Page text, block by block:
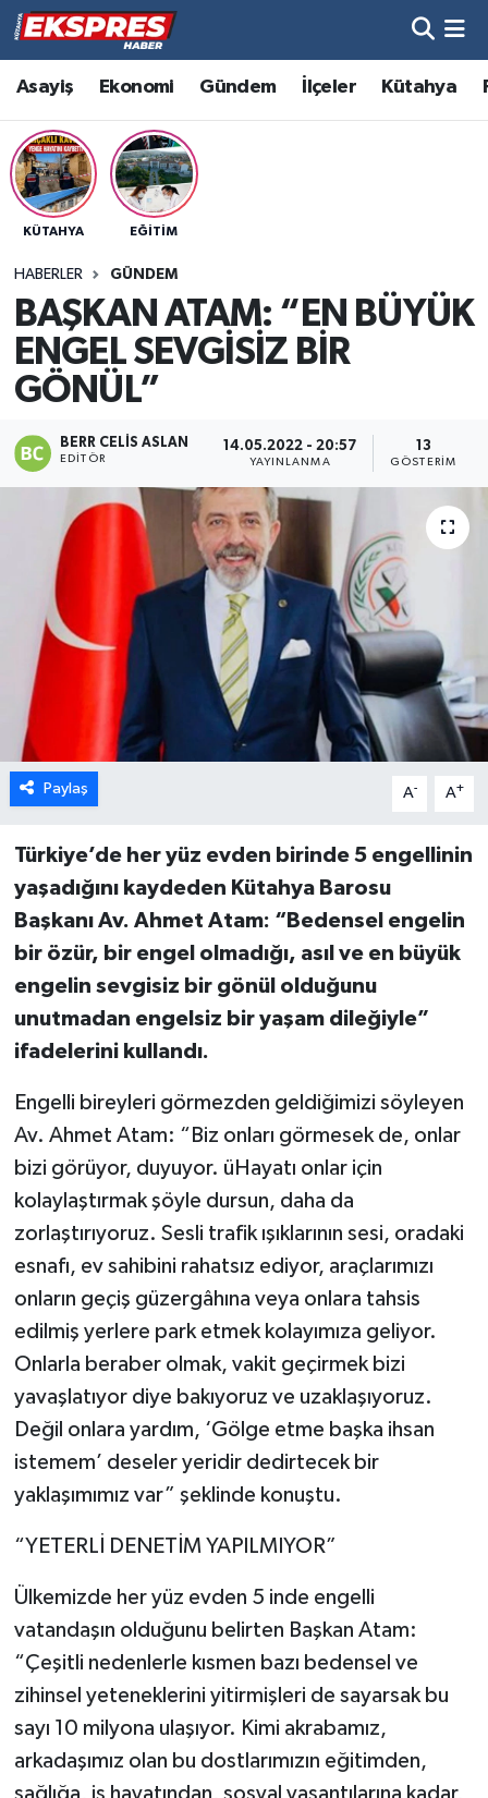
Asayiş Ekonomi Gündem İlçeler Kütahya
KÜTAHYA EĞITIM
HABERLER GÜNDEM
BAŞKAN ATAM: “EN BÜYÜK
ENGEL SEVGİSİZ BİR
GÖNÜL”
BERR CELIS ASLAN
EDITÖR
14.05.2022 - 20:57
YAYINLANMA
13
GÖSTERIM
Paylaş A- A+
Türkiye’de her yüz evden birinde 5 engellinin
yaşadığını kaydeden Kütahya Barosu
Başkanı Av. Ahmet Atam: “Bedensel engelin
bir özür, bir engel olmadığı, asıl ve en büyük
engelin sevgisiz bir gönül olduğunu
unutmadan engelsiz bir yaşam dileğiyle”
ifadelerini kullandı.
Engelli bireyleri görmezden geldiğimizi söyleyen
Av. Ahmet Atam: “Biz onları görmesek de, onlar
bizi görüyor, duyuyor. üHayatı onlar için
kolaylaştırmak şöyle dursun, daha da
zorlaştırıyoruz. Sesli trafik ışıklarının sesi, oradaki
esnafı, ev sahibini rahatsız ediyor, araçlarımızı
onların geçiş güzergâhına veya onlara tahsis
edilmiş yerlere park etmek kolayımıza geliyor.
Onlarla beraber olmak, vakit geçirmek bizi
yavaşlatıyor diye bakıyoruz ve uzaklaşıyoruz.
Değil onlara yardım, ‘Gölge etme başka ihsan
istemem’ deseler yeridir dedirtecek bir
yaklaşımımız var” şeklinde konuştu.
“YETERLİ DENETİM YAPILMIYOR”
Ülkemizde her yüz evden 5 inde engelli
vatandaşın olduğunu belirten Başkan Atam:
“Çeşitli nedenlerle kısmen bazı bedensel ve
zihinsel yeteneklerini yitirmişleri de sayarsak bu
sayı 10 milyona ulaşıyor. Kimi akrabamız,
arkadaşımız olan bu dostlarımızın eğitimden,
Altıntaş
Asayiş
Aslanapa
Bölge
Çavdarhisar
Dünya
Ekonomi
Foto Galeri
Gediz
Genel
Gündem
İlçeler
Kültür Sanat
Kütahya
Magazin
Otomobil
Pazarlar
Resmi İlan
Şaphane
Simav
Siyaset
Hava Durumu
Trafik Durumu
Süper Lig Puan Durumu ve Fikstür
Son Dakika Haberleri
Haber Arşivi